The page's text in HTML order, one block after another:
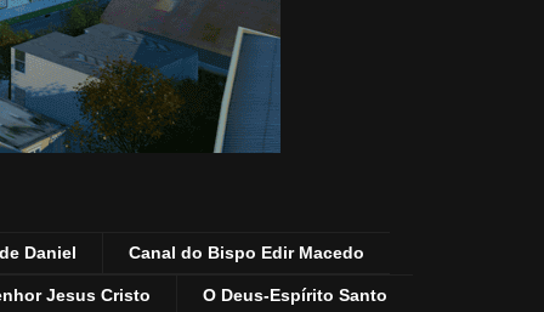
Daniel Canal do Bispo Edir Macedo
Jesus Cristo O Deus-Espírito Santo